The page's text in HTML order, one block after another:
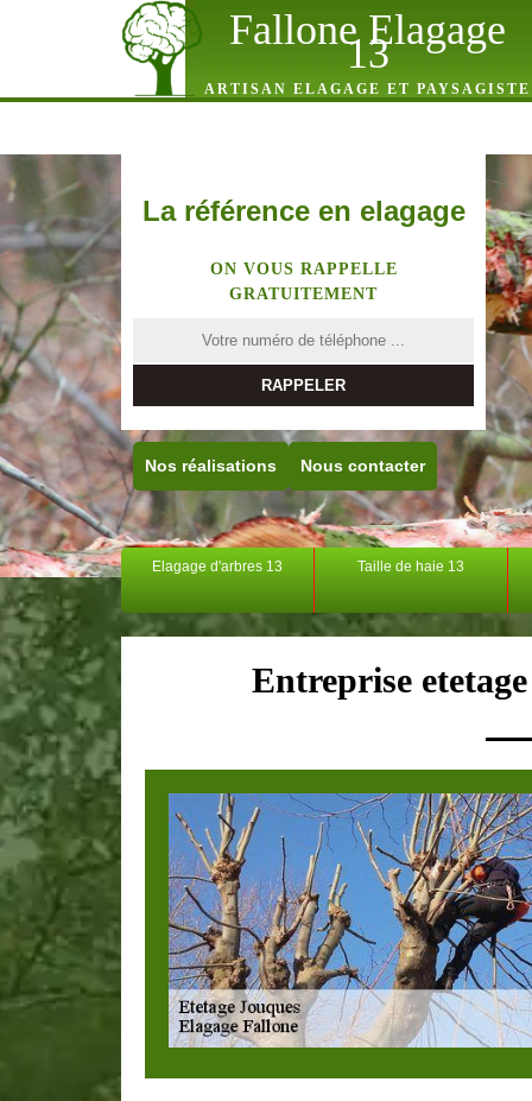
Fallone Elagage
13
ARTISAN ELAGAGE ET PAYSAGISTE
La référence en elagage
ON VOUS RAPPELLE
GRATUITEMENT
Nos réalisations Nous contacter
Elagage d'arbres 13 Taille de haie 13
Entreprise